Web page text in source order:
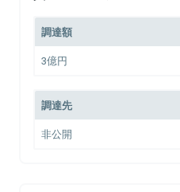
調達額
3億円
調達先
非公開